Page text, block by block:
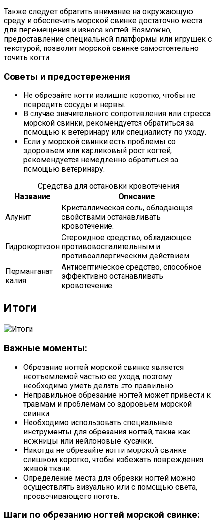
Также следует обратить внимание на окружающую
среду и обеспечить морской свинке достаточно места
для перемещения и износа когтей. Возможно,
предоставление специальной платформы или игрушек с
текстурой, позволит морской свинке самостоятельно
точить когти.
Советы и предостережения
Не обрезайте когти излишне коротко, чтобы не
повредить сосуды и нервы.
В случае значительного сопротивления или стресса
морской свинки, рекомендуется обратиться за
помощью к ветеринару или специалисту по уходу.
Если у морской свинки есть проблемы со
здоровьем или карликовый рост когтей,
рекомендуется немедленно обратиться за
помощью ветеринару.
Средства для остановки кровотечения
Название
Описание
Алунит
Кристаллическая соль, обладающая
свойствами останавливать
кровотечение.
Гидрокортизон
Стероидное средство, обладающее
противовоспалительным и
противоаллергическим действием.
Перманганат
калия
Антисептическое средство, способное
эффективно останавливать
кровотечение.
Итоги
Важные моменты:
Обрезание ногтей морской свинке является
неотъемлемой частью ее ухода, поэтому
необходимо уметь делать это правильно.
Неправильное обрезание ногтей может привести к
травмам и проблемам со здоровьем морской
свинки.
Необходимо использовать специальные
инструменты для обрезания ногтей, такие как
ножницы или нейлоновые кусачки.
Никогда не обрезайте ногти морской свинке
слишком коротко, чтобы избежать повреждения
живой ткани.
Определение места для обрезки ногтей можно
осуществлять визуально или с помощью света,
просвечивающего ноготь.
Шаги по обрезанию ногтей морской свинке: